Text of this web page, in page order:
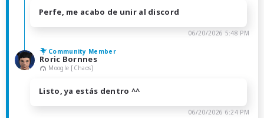
Perfe, me acabo de unir al discord
06/20/2026 5:48 PM
Community Member
Roric Bornnes
Moogle [Chaos]
Listo, ya estás dentro ^^
06/20/2026 6:24 PM